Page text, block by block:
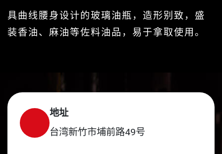
具曲线腰身设计的玻璃油瓶，造形别致，盛
装香油、麻油等佐料油品，易于拿取使用。
地址
台湾新竹市埔前路49号